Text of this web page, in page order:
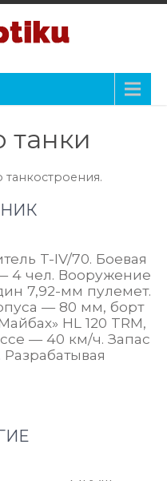
танки
T-IV/70. Боевая
4 чел. Вооружение
7,92-мм пулемет.
— 80 мм, борт
HL 120 TRM,
— 40 км/ч. Запас